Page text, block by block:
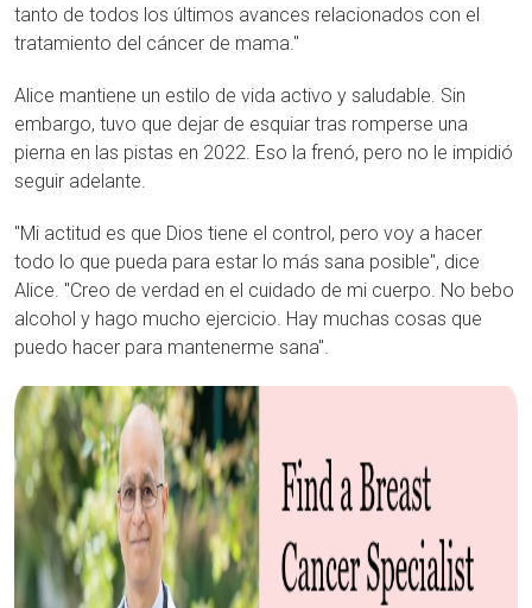
tanto de todos los últimos avances relacionados con el
tratamiento del cáncer de mama."
Alice mantiene un estilo de vida activo y saludable. Sin
embargo, tuvo que dejar de esquiar tras romperse una
pierna en las pistas en 2022. Eso la frenó, pero no le impidió
seguir adelante.
"Mi actitud es que Dios tiene el control, pero voy a hacer
todo lo que pueda para estar lo más sana posible", dice
Alice. "Creo de verdad en el cuidado de mi cuerpo. No bebo
alcohol y hago mucho ejercicio. Hay muchas cosas que
puedo hacer para mantenerme sana".